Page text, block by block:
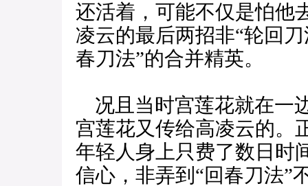
还活着，可能不仅是怕他
凌云的最后两招非“轮回
春刀法”的合并精英。
况且当时宫莲花就在一
宫莲花又传给高凌云的。
年轻人身上只费了数日时
信心，非弄到“回春刀法”